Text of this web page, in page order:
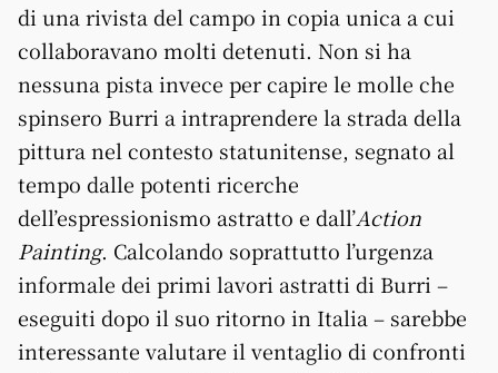
di una rivista del campo in copia unica a cui
collaboravano molti detenuti. Non si ha
nessuna pista invece per capire le molle che
spinsero Burri a intraprendere la strada della
pittura nel contesto statunitense, segnato al
tempo dalle potenti ricerche
dell’espressionismo astratto e dall’Action
Painting. Calcolando soprattutto l’urgenza
informale dei primi lavori astratti di Burri –
eseguiti dopo il suo ritorno in Italia – sarebbe
interessante valutare il ventaglio di confronti